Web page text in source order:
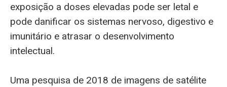
exposição a doses elevadas pode ser letal e
pode danificar os sistemas nervoso, digestivo e
imunitário e atrasar o desenvolvimento
intelectual.
Uma pesquisa de 2018 de imagens de satélite